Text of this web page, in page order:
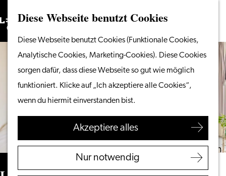
Diese Webseite benutzt Cookies
Diese Webseite benutzt Cookies (Funktionale Cookies,
Analytische Cookies, Marketing-Cookies). Diese Cookies
sorgen dafür, dass diese Webseite so gut wie möglich
funktioniert. Klicke auf „Ich akzeptiere alle Cookies“,
wenn du hiermit einverstanden bist.
Akzeptiere alles
Nur notwendig
Gehen
Homepage
Menü
Suchen
Vom Wasser aus
Radeln & Wandern
Shoppen
Essen & Trinken
Ihren Besuch planen
Touristeninformation
Leiden
Suchen